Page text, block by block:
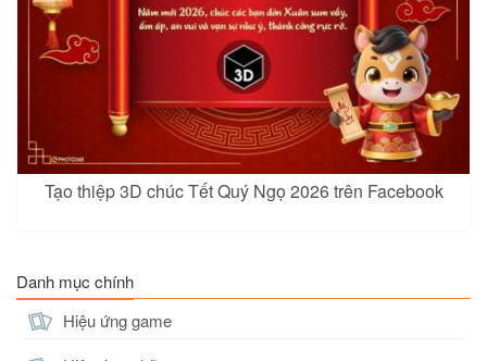
Tạo thiệp 3D chúc Tết Quý Ngọ 2026 trên Facebook
Danh mục chính
Hiệu ứng game